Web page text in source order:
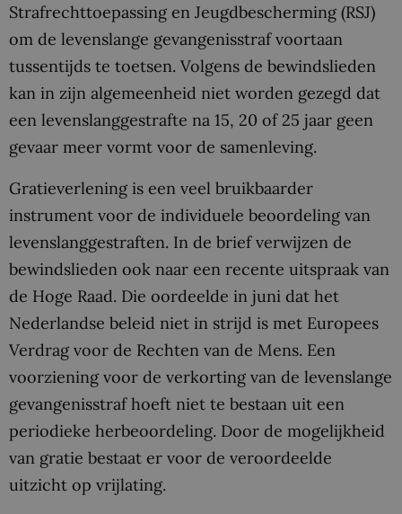
Strafrechttoepassing en Jeugdbescherming (RSJ)
om de levenslange gevangenisstraf voortaan
tussentijds te toetsen. Volgens de bewindslieden
kan in zijn algemeenheid niet worden gezegd dat
een levenslanggestrafte na 15, 20 of 25 jaar geen
gevaar meer vormt voor de samenleving.
Gratieverlening is een veel bruikbaarder
instrument voor de individuele beoordeling van
levenslanggestraften. In de brief verwijzen de
bewindslieden ook naar een recente uitspraak van
de Hoge Raad. Die oordeelde in juni dat het
Nederlandse beleid niet in strijd is met Europees
Verdrag voor de Rechten van de Mens. Een
voorziening voor de verkorting van de levenslange
gevangenisstraf hoeft niet te bestaan uit een
periodieke herbeoordeling. Door de mogelijkheid
van gratie bestaat er voor de veroordeelde
uitzicht op vrijlating.